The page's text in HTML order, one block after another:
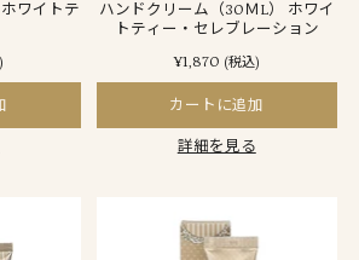
ワイトテ
ハンドクリーム（30ＭL） ホワイ
トティー・セレブレーション
¥1,870 (税込)
カートに追加
詳細を見る